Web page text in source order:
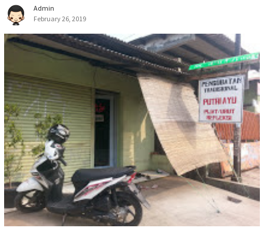
Admin
February 26, 2019